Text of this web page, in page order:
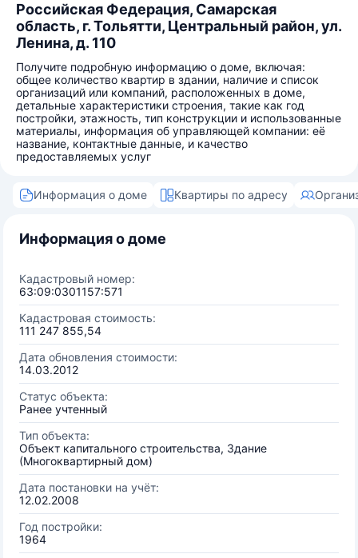
Российская Федерация, Самарская
область, г. Тольятти, Центральный район, ул.
Ленина, д. 110
Получите подробную информацию о доме, включая:
общее количество квартир в здании, наличие и список
организаций или компаний, расположенных в доме,
детальные характеристики строения, такие как год
постройки, этажность, тип конструкции и использованные
материалы, информация об управляющей компании: её
название, контактные данные, и качество
предоставляемых услуг
Информация о доме Квартиры по адресу
Информация о доме
Кадастровый номер:
63:09:0301157:571
Кадастровая стоимость:
111 247 855,54
Дата обновления стоимости:
14.03.2012
Статус объекта:
Ранее учтенный
Тип объекта:
Объект капитального строительства, Здание
(Многоквартирный дом)
Дата постановки на учёт:
12.02.2008
Год постройки:
1964